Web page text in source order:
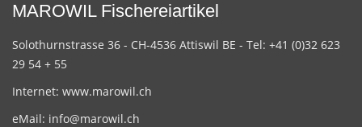
MAROWIL Fischereiartikel
Solothurnstrasse 36 - CH-4536 Attiswil BE - Tel: +41 (0)32 623
29 54 + 55
Internet: www.marowil.ch
eMail: info@marowil.ch